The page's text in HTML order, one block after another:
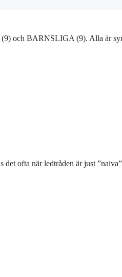
och BARNSLIGA (9). Alla är
ofta när ledtråden är just